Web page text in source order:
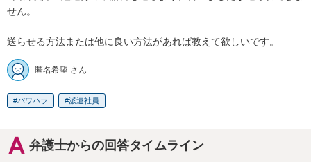
せん。
送らせる方法または他に良い方法があれば教えて欲しいです。
匿名希望 さん
パワハラ 派遣社員
弁護士からの回答タイムライン